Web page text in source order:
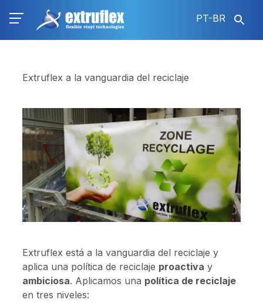
para
PT-BR
Extruflex a la vanguardia del reciclaje
Extruflex está a la vanguardia del reciclaje y
aplica una política de reciclaje proactiva y
ambiciosa. Aplicamos una política de reciclaje
en tres niveles: